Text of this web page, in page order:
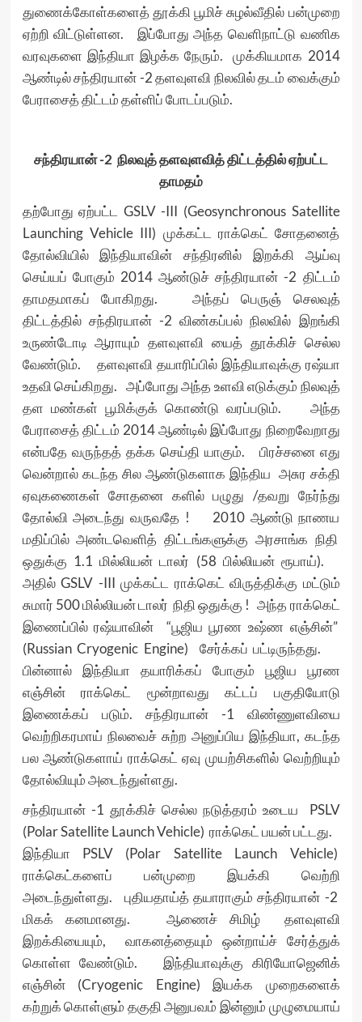
துணைக்கோள்களைத் தூக்கி பூமிச் சுழல்வீதில் பன்முறை
ஏற்றி விட்டுள்ளன. இப்போது அந்த வெளிநாட்டு வணிக
வரவுகளை இந்தியா இழக்க நேரும். முக்கியமாக 2014
ஆண்டில் சந்திரயான் -2 தளவுளவி நிலவில் தடம் வைக்கும்
பேராசைத் திட்டம் தள்ளிப் போடப்படும்.
சந்திரயான் -2 நிலவுத் தளவுளவித் திட்டத்தில் ஏற்பட்ட
தாமதம்
தற்போது ஏற்பட்ட GSLV -III (Geosynchronous Satellite
Launching Vehicle III) முக்கட்ட ராக்கெட் சோதனைத்
தோல்வியில் இந்தியாவின் சந்திரனில் இறக்கி ஆய்வு
செய்யப் போகும் 2014 ஆண்டுச் சந்திரயான் -2 திட்டம்
தாமதமாகப் போகிறது. அந்தப் பெருஞ் செலவுத்
திட்டத்தில் சந்திரயான் -2 விண்கப்பல் நிலவில் இறங்கி
உருண்டோடி ஆராயும் தளவுளவி யைத் தூக்கிச் செல்ல
வேண்டும். தளவுளவி தயாரிப்பில் இந்தியாவுக்கு ரஷ்யா
உதவி செய்கிறது. அப்போது அந்த உளவி எடுக்கும் நிலவுத்
தள மண்கள் பூமிக்குக் கொண்டு வரப்படும். அந்த
பேராசைத் திட்டம் 2014 ஆண்டில் இப்போது நிறைவேறாது
என்பதே வருந்தத் தக்க செய்தி யாகும். பிரச்சனை எது
வென்றால் கடந்த சில ஆண்டுகளாக இந்திய அசுர சக்தி
ஏவுகணைகள் சோதனை களில் பழுது /தவறு நேர்ந்து
தோல்வி அடைந்து வருவதே ! 2010 ஆண்டு நாணய
மதிப்பில் அண்டவெளித் திட்டங்களுக்கு அரசாங்க நிதி
ஒதுக்கு 1.1 மில்லியன் டாலர் (58 பில்லியன் ரூபாய்).
அதில் GSLV -III முக்கட்ட ராக்கெட் விருத்திக்கு மட்டும்
சுமார் 500 மில்லியன் டாலர் நிதி ஒதுக்கு ! அந்த ராக்கெட்
இணைப்பில் ரஷ்யாவின் “பூஜிய பூரண உஷ்ண எஞ்சின்”
(Russian Cryogenic Engine) சேர்க்கப் பட்டிருந்தது.
பின்னால் இந்தியா தயாரிக்கப் போகும் பூஜிய பூரண
எஞ்சின் ராக்கெட் மூன்றாவது கட்டப் பகுதியோடு
இணைக்கப் படும். சந்திரயான் -1 விண்ணுளவியை
வெற்றிகரமாய் நிலவைச் சுற்ற அனுப்பிய இந்தியா, கடந்த
பல ஆண்டுகளாய் ராக்கெட் ஏவு முயற்சிகளில் வெற்றியும்
தோல்வியும் அடைந்துள்ளது.
சந்திரயான் -1 தூக்கிச் செல்ல நடுத்தரம் உடைய PSLV
(Polar Satellite Launch Vehicle) ராக்கெட் பயன் பட்டது.
இந்தியா PSLV (Polar Satellite Launch Vehicle)
ராக்கெட்களைப் பன்முறை இயக்கி வெற்றி
அடைந்துள்ளது. புதியதாய்த் தயாராகும் சந்திரயான் -2
மிகக் கனமானது. ஆணைச் சிமிழ் தளவுளவி
இறக்கியையும், வாகனத்தையும் ஒன்றாய்ச் சேர்த்துக்
கொள்ள வேண்டும். இந்தியாவுக்கு கிரியோஜெனிக்
எஞ்சின் (Cryogenic Engine) இயக்க முறைகளைக்
கற்றுக் கொள்ளும் தகுதி அனுபவம் இன்னும் முழுமையாய்